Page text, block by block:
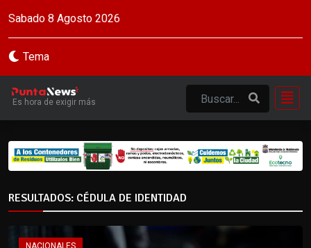
Sabado 8 Agosto 2026
Tema
Es hora de exigir más
RESULTADOS: CÉDULA DE IDENTIDAD
NACIONALES